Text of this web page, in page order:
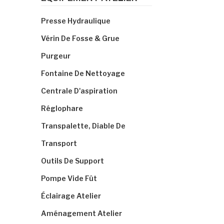
Presse Hydraulique
Vérin De Fosse & Grue
Purgeur
Fontaine De Nettoyage
Centrale D'aspiration
Réglophare
Transpalette, Diable De
Transport
Outils De Support
Pompe Vide Fût
Éclairage Atelier
Aménagement Atelier